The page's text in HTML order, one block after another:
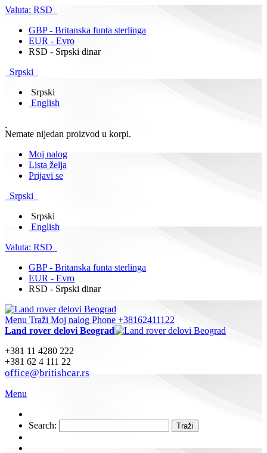
Valuta: RSD
GBP - Britanska funta sterlinga
EUR - Evro
RSD - Srpski dinar
Srpski
Srpski
English
Nemate nijedan proizvod u korpi.
Moj nalog
Lista želja
Prijavi se
Srpski
Srpski
English
Valuta: RSD
GBP - Britanska funta sterlinga
EUR - Evro
RSD - Srpski dinar
Menu Traži Moj nalog Phone +38162411122
Land rover delovi Beograd
+381 11 4280 222
+381 62 4 111 22
office@britishcar.rs
Menu
Search: Traži